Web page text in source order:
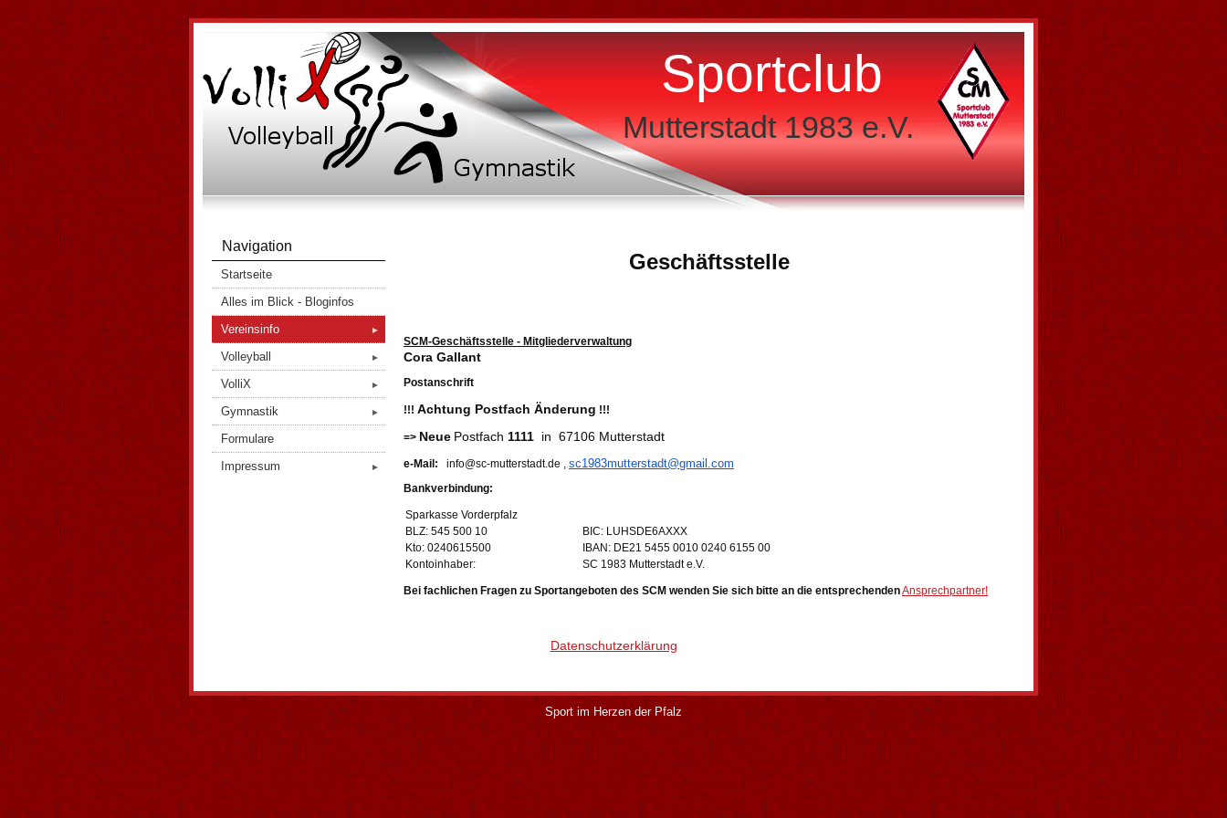
Sportclub
Mutterstadt 1983 e.V.
Navigation
Startseite
Alles im Blick - Bloginfos
Vereinsinfo
►
Volleyball ►
VolliX ►
Gymnastik ►
Formulare
Impressum
►
Geschäftsstelle
SCM-Geschäftsstelle - Mitgliederverwaltung
Cora Gallant
Postanschrift
!!! Achtung Postfach Änderung !!!
=> Neue Postfach 1111 in 67106 Mutterstadt
e-Mail: info@sc-mutterstadt.de , sc1983mutterstadt@gmail.com
Bankverbindung:
Sparkasse Vorderpfalz
BLZ: 545 500 10
BIC: LUHSDE6AXXX
Kto: 0240615500
IBAN: DE21 5455 0010 0240 6155 00
Kontoinhaber:
SC 1983 Mutterstadt e.V.
Bei fachlichen Fragen zu Sportangeboten des SCM wenden Sie sich bitte an die entsprechendenAnsprechpartner!
Datenschutzerklärung
Sport im Herzen der Pfalz